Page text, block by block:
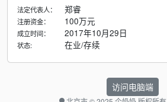
法定代表人： 郑睿
注册资金： 100万元
成立时间： 2017年10月29日
状态: 在业/存续
访问电脑端